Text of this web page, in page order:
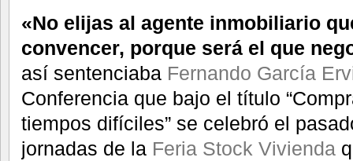
«No elijas al agente inmobiliario
convencer, porque será el que
así sentenciaba Fernando García
Conferencia que bajo el título
tiempos difíciles” se celebró el
jornadas de la Feria Stock Vivienda